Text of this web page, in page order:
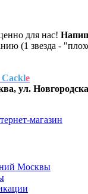
для нас!
(1 звезда -
Cackle
ул.
магазин
Москвы